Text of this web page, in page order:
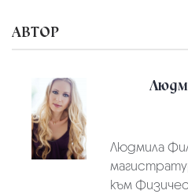
АВТОР
Людмила
към